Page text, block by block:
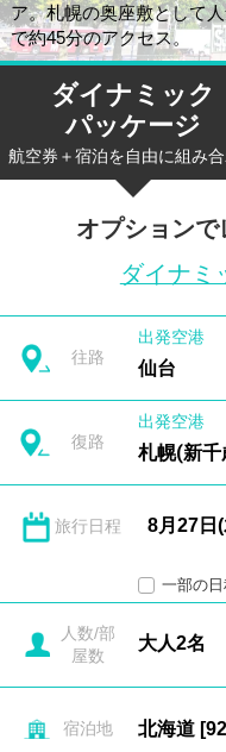
ア。札幌の奥座敷として
で約45分のアクセス。
ダイナミック
パッケージ
航空券＋宿泊を自由に組み
オプション
ダイナミ
往路
出発空港
仙台
復路
出発空港
札幌(新
旅行日程
一部の
人数/部
屋数
宿泊地